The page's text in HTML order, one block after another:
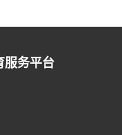
服务平台